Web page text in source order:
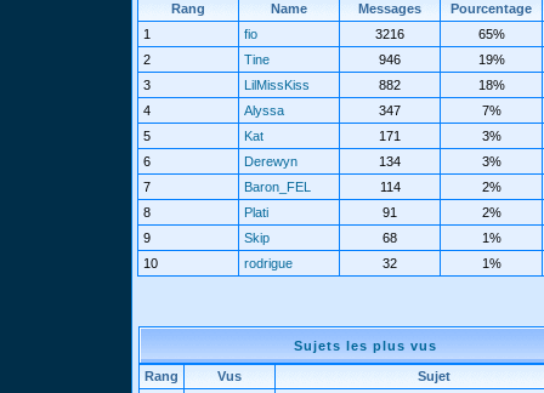
Rang Name Messages
Pourcentage
1
fio 3216
65%
2
Tine 946
19%
3
LilMissKiss 882
18%
4
Alyssa 347
7%
5
Kat 171
3%
6
Derewyn 134
3%
7
Baron_FEL 114
2%
8
Plati 91
2%
9
Skip 68
1%
10
rodrigue 32 1%
Sujets les plus vus
Rang Vus
Sujet